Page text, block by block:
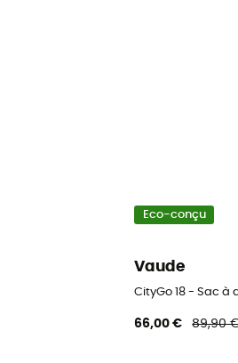
Eco-conçu
Vaude
CityGo 18 - Sac à
66,00 € 89,90